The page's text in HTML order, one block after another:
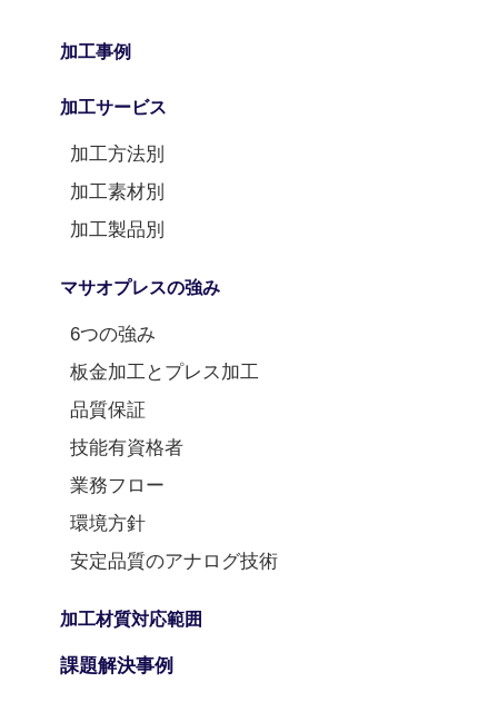
加工事例
加工サービス
加工方法別
加工素材別
加工製品別
マサオプレスの強み
6つの強み
板金加工とプレス加工
品質保証
技能有資格者
業務フロー
環境方針
安定品質のアナログ技術
加工材質対応範囲
課題解決事例